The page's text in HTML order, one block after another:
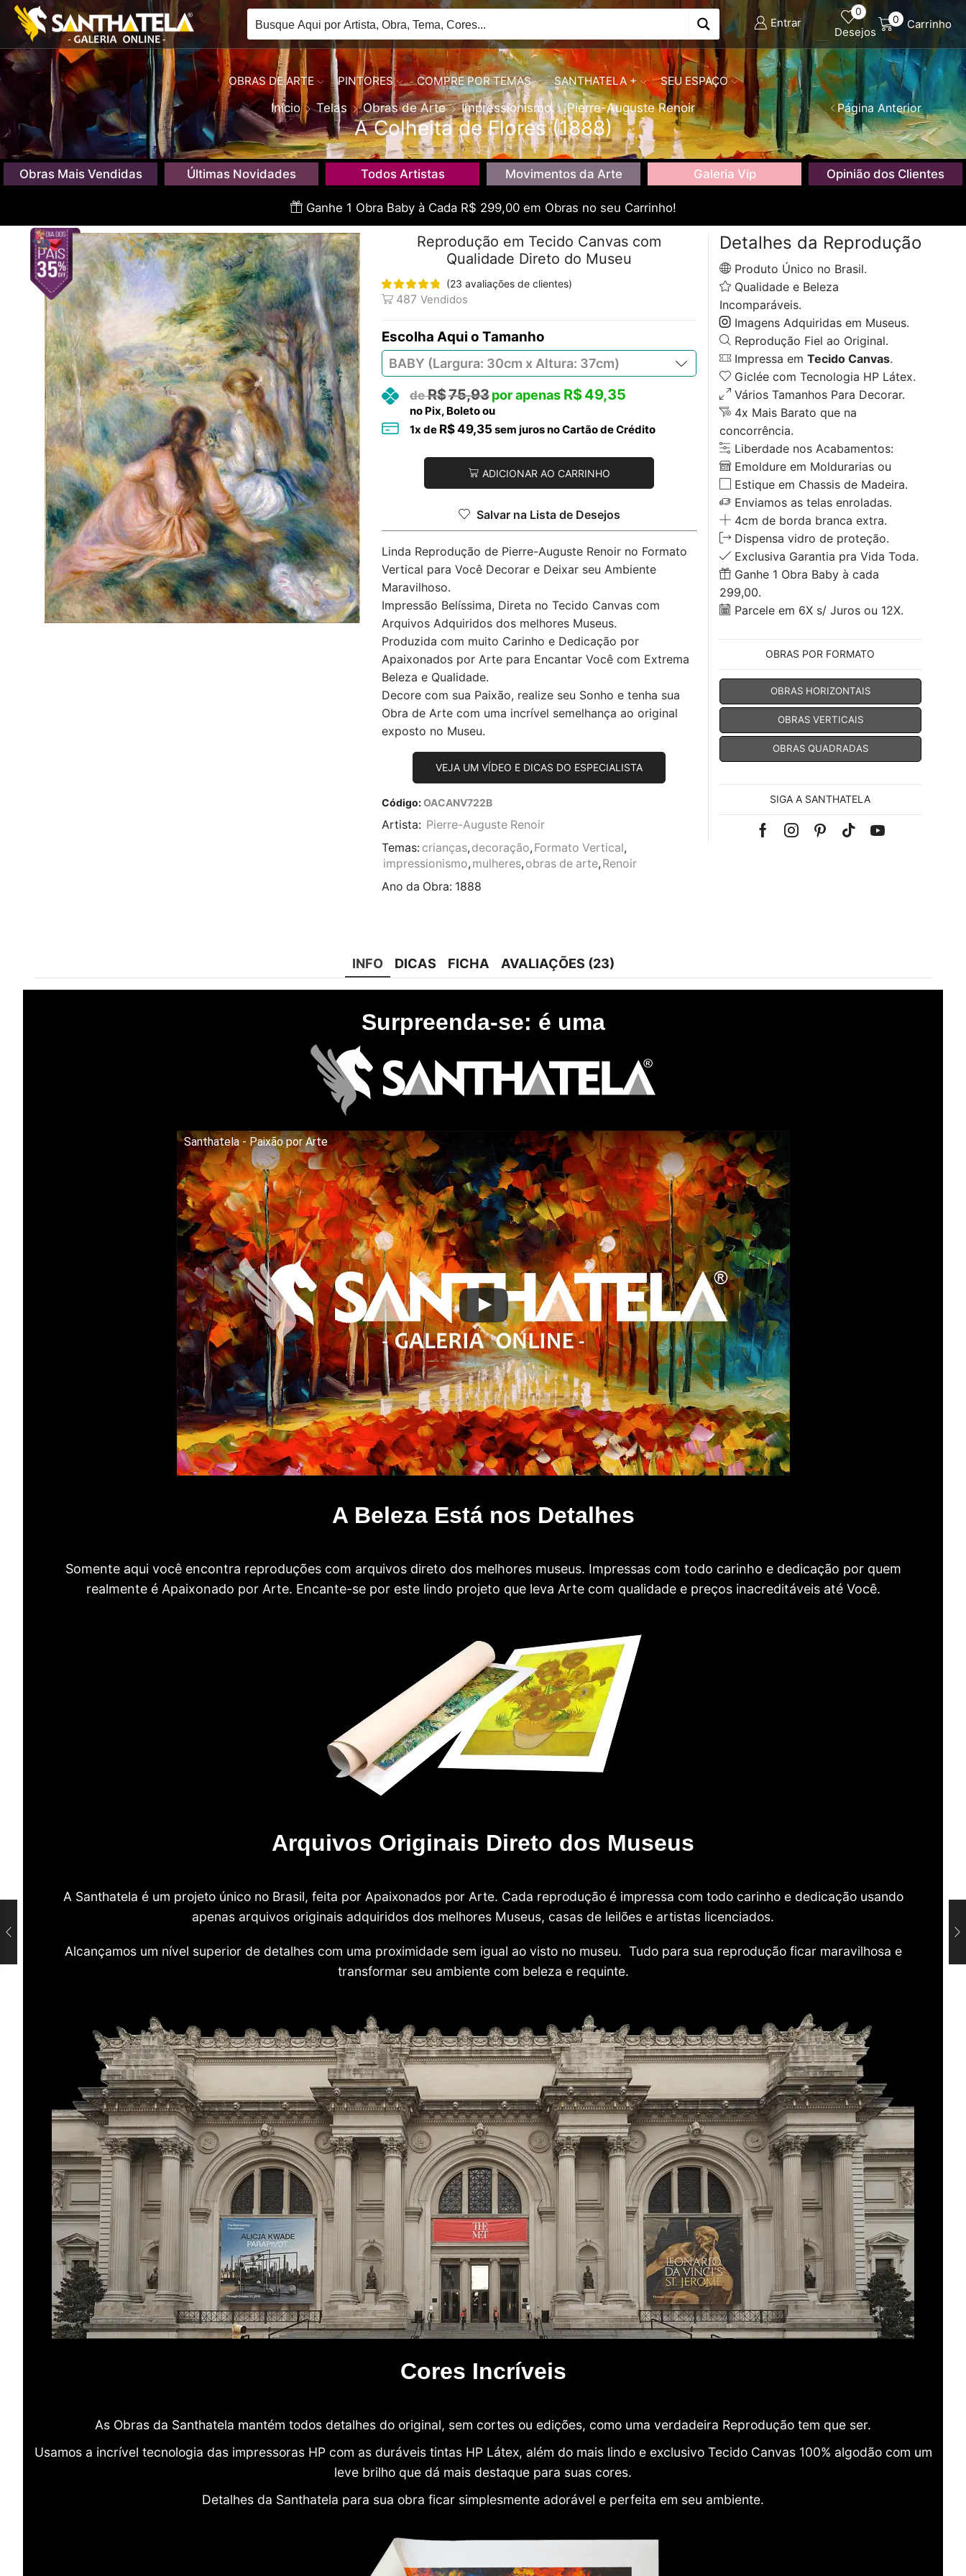
Entrar
0
Desejos
0 Carrinho
OBRAS DE ARTE PINTORES COMPRE POR TEMAS SANTHATELA + SEU ESPAÇO
Início Telas Obras de Arte Impressionismo Pierre-Auguste Renoir
A Colheita de Flores (1888)
Página Anterior
Obras Mais Vendidas Últimas Novidades Todos Artistas Movimentos da Arte Galeria Vip Opinião dos Clientes
Ganhe 1 Obra Baby à Cada R$ 299,00 em Obras no seu Carrinho!
Reprodução em Tecido Canvas com
Qualidade Direto do Museu
(23 avaliações de clientes)
487 Vendidos
Tamanho
R$75,93 R$49,35
no Pix, Boleto ou
1x de R$49,35 sem juros no Cartão de Crédito
ADICIONAR AO CARRINHO
Salvar na Lista de Desejos
Linda Reprodução de Pierre-Auguste Renoir no Formato
Vertical para Você Decorar e Deixar seu Ambiente
Maravilhoso.
Impressão Belíssima, Direta no Tecido Canvas com
Arquivos Adquiridos dos melhores Museus.
Produzida com muito Carinho e Dedicação por
Apaixonados por Arte para Encantar Você com Extrema
Beleza e Qualidade.
Decore com sua Paixão, realize seu Sonho e tenha sua
Obra de Arte com uma incrível semelhança ao original
exposto no Museu.
VEJA UM VÍDEO E DICAS DO ESPECIALISTA
Código:OACANV722B
Artista: Pierre-Auguste Renoir
Temas: crianças, decoração, Formato Vertical,
impressionismo, mulheres, obras de arte, Renoir
Ano da Obra: 1888
Detalhes da Reprodução
Produto Único no Brasil.
Qualidade e Beleza
Incomparáveis.
Imagens Adquiridas em Museus.
Reprodução Fiel ao Original.
Impressa em Tecido Canvas.
Giclée com Tecnologia HP Látex.
Vários Tamanhos Para Decorar.
4x Mais Barato que na
concorrência.
Liberdade nos Acabamentos:
Emoldure em Moldurarias ou
Estique em Chassis de Madeira.
Enviamos as telas enroladas.
4cm de borda branca extra.
Dispensa vidro de proteção.
Exclusiva Garantia pra Vida Toda.
Ganhe 1 Obra Baby à cada
299,00.
Parcele em 6X s/ Juros ou 12X.
OBRAS POR FORMATO
OBRAS HORIZONTAIS
OBRAS VERTICAIS
OBRAS QUADRADAS
SIGA A SANTHATELA
FacebookInstagramPinterest
Tik-Youtube
INFO DICAS FICHA AVALIAÇÕES (23)
Surpreenda-se: é uma
Santhatela - Paixão por Arte
A Beleza Está nos Detalhes
Somente aqui você encontra reproduções com arquivos direto dos melhores museus. Impressas com todo carinho e dedicação por quem
realmente é Apaixonado por Arte. Encante-se por este lindo projeto que leva Arte com qualidade e preços inacreditáveis até Você.
Arquivos Originais Direto dos Museus
A Santhatela é um projeto único no Brasil, feita por Apaixonados por Arte. Cada reprodução é impressa com todo carinho e dedicação usando
apenas arquivos originais adquiridos dos melhores Museus, casas de leilões e artistas licenciados.
Alcançamos um nível superior de detalhes com uma proximidade sem igual ao visto no museu. Tudo para sua reprodução ficar maravilhosa e
transformar seu ambiente com beleza e requinte.
Cores Incríveis
As Obras da Santhatela mantém todos detalhes do original, sem cortes ou edições, como uma verdadeira Reprodução tem que ser.
Usamos a incrível tecnologia das impressoras HP com as duráveis tintas HP Látex, além do mais lindo e exclusivo Tecido Canvas 100% algodão com um
leve brilho que dá mais destaque para suas cores.
Detalhes da Santhatela para sua obra ficar simplesmente adorável e perfeita em seu ambiente.